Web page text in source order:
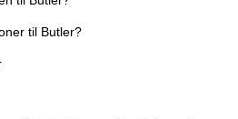
til Butler?